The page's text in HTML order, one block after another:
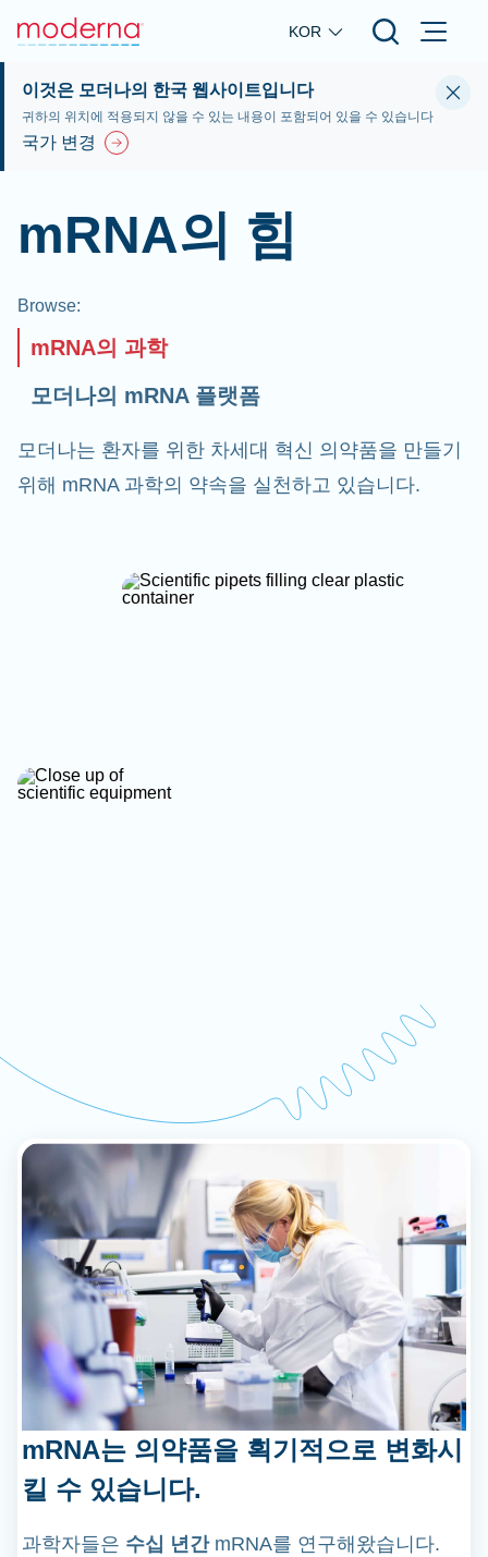
Skip to main content
KOR
이것은 모더나의 한국 웹사이트입니다
귀하의 위치에 적용되지 않을 수 있는 내용이 포함되어 있을 수 있습니다
국가 변경
mRNA의 힘
Browse:
mRNA의 과학
모더나의 mRNA 플랫폼
모더나는 환자를 위한 차세대 혁신 의약품을 만들기
위해 mRNA 과학의 약속을 실천하고 있습니다.
mRNA는 의약품을 획기적으로 변화시
킬 수 있습니다.
과학자들은 수십 년간 mRNA를 연구해왔습니다.